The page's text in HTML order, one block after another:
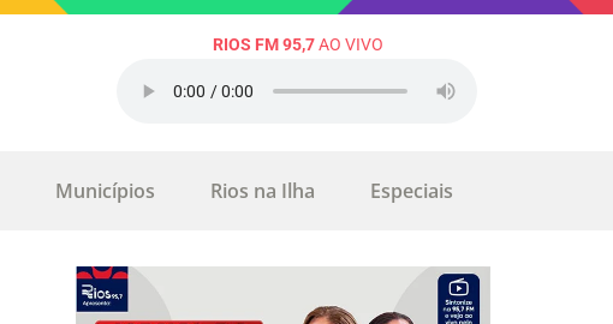
RIOS FM 95,7AO VIVO
Municípios Rios na Ilha Especiais